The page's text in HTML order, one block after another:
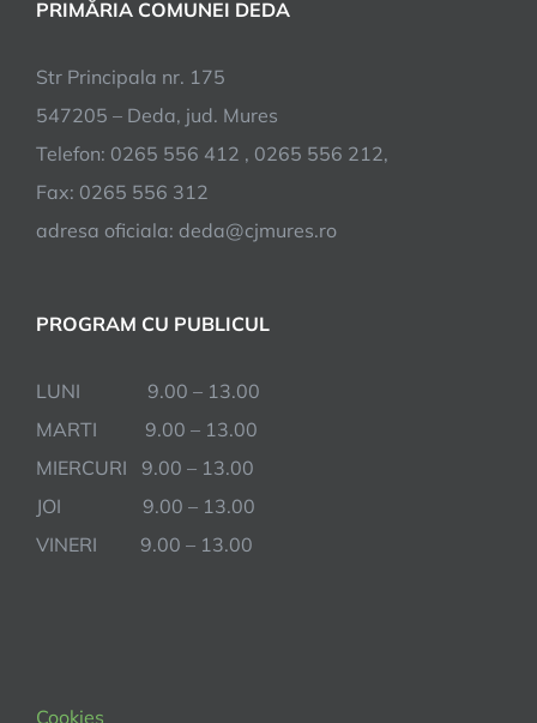
PRIMĂRIA COMUNEI DEDA
Str Principala nr. 175
547205 – Deda, jud. Mures
Telefon: 0265 556 412 , 0265 556 212,
Fax: 0265 556 312
adresa oficiala: deda@cjmures.ro
PROGRAM CU PUBLICUL
LUNI 9.00 – 13.00
MARTI 9.00 – 13.00
MIERCURI 9.00 – 13.00
JOI 9.00 – 13.00
VINERI 9.00 – 13.00
Cookies